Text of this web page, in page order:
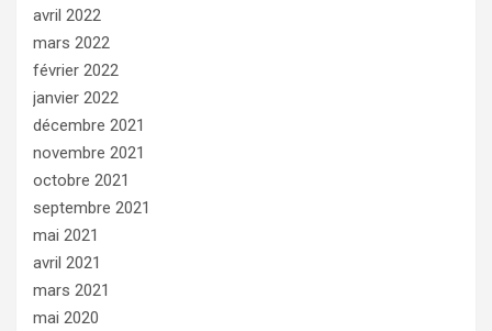
avril 2022
mars 2022
février 2022
janvier 2022
décembre 2021
novembre 2021
octobre 2021
septembre 2021
mai 2021
avril 2021
mars 2021
mai 2020